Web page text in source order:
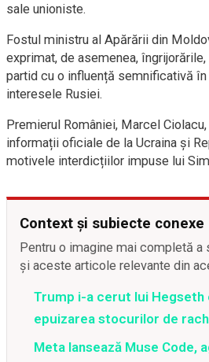
sale unioniste.
Fostul ministru al Apărării din
exprimat, de asemenea,
partid cu o influență semnificativă
interesele Rusiei.
Premierul României, Marcel
informații oficiale de la Ucraina și
motivele interdicțiilor impuse lui
Context și subiecte conexe
Pentru o imagine mai completă a
și aceste articole relevante din
Trump i-a cerut lui Hegseth
epuizarea stocurilor de
Meta lansează Muse Code,